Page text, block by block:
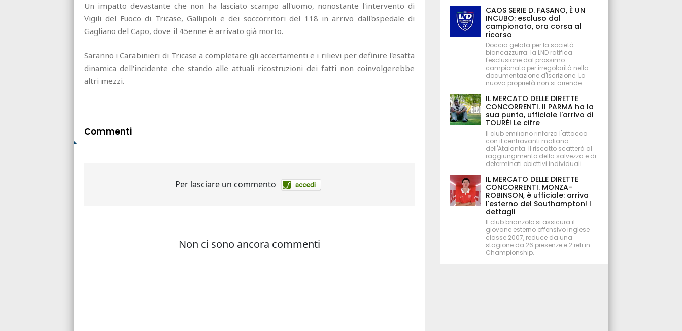
Un impatto devastante che non ha lasciato scampo all'uomo, nonostante l'intervento di
Vigili del Fuoco di Tricase, Gallipoli e dei soccorritori del 118 in arrivo dall'ospedale di
Gagliano del Capo, dove il 45enne è arrivato già morto.
Saranno i Carabinieri di Tricase a completare gli accertamenti e i rilievi per definire l'esatta
dinamica dell'incidente che stando alle attuali ricostruzioni dei fatti non coinvolgerebbe
altri mezzi.
Commenti
CAOS SERIE D. FASANO, È UN
INCUBO: escluso dal
campionato, ora corsa al
ricorso
Doccia gelata per la società
biancazzurra: la LND ratifica
l'esclusione dal prossimo
campionato per irregolarità nella
documentazione d'iscrizione. La
nuova proprietà non si arrende.
IL MERCATO DELLE DIRETTE
CONCORRENTI. Il PARMA ha la
sua punta, ufficiale l'arrivo di
TOURÉ! Le cifre
Il club emiliano rinforza l'attacco
con il centravanti maliano
dell'Atalanta. Il riscatto scatterà al
raggiungimento della salvezza e di
determinati obiettivi individuali.
IL MERCATO DELLE DIRETTE
CONCORRENTI. MONZA-
ROBINSON, è ufficiale: arriva
l'esterno del Southampton! I
dettagli
Il club brianzolo si assicura il
giovane esterno offensivo inglese
classe 2007, reduce da una
stagione da 26 presenze e 2 reti in
Championship.